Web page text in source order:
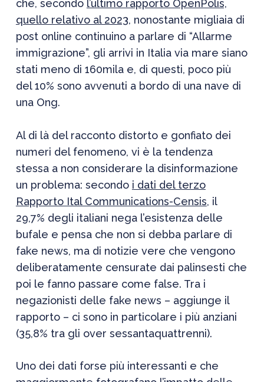
che, secondo l’ultimo rapporto OpenPolis,
quello relativo al 2023, nonostante migliaia di
post online continuino a parlare di “Allarme
immigrazione”, gli arrivi in Italia via mare siano
stati meno di 160mila e, di questi, poco più
del 10% sono avvenuti a bordo di una nave di
una Ong.
Al di là del racconto distorto e gonfiato dei
numeri del fenomeno, vi è la tendenza
stessa a non considerare la disinformazione
un problema: secondo i dati del terzo
Rapporto Ital Communications-Censis, il
29,7% degli italiani nega l’esistenza delle
bufale e pensa che non si debba parlare di
fake news, ma di notizie vere che vengono
deliberatamente censurate dai palinsesti che
poi le fanno passare come false. Tra i
negazionisti delle fake news – aggiunge il
rapporto – ci sono in particolare i più anziani
(35,8% tra gli over sessantaquattrenni).
Uno dei dati forse più interessanti e che